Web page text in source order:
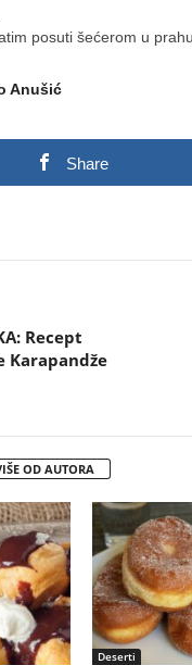
posuti šećerom u prahu
Anušić
Share
Recept
Karapandže
OD AUTORA
Deserti